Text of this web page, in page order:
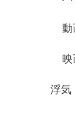
動
映
浮気